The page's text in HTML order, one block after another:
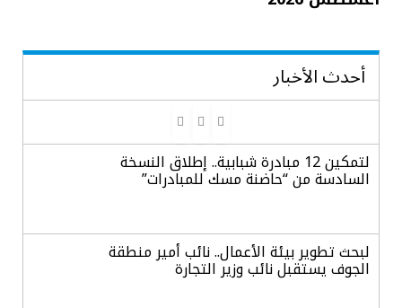
أحدث الأخبار
لتمكين 12 مبادرة شبابية.. إطلاق النسخة
السادسة من “حاضنة مسك للمبادرات”
لبحث تطوير بيئة الأعمال.. نائب أمير منطقة
الجوف يستقبل نائب وزير التجارة